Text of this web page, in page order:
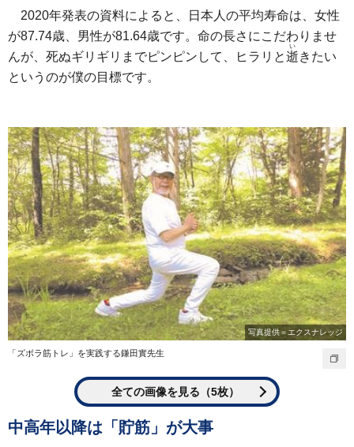
2020年発表の資料によると、日本人の平均寿命は、女性
が87.74歳、男性が81.64歳です。命の長さにこだわりませ
んが、死ぬギリギリまでピンピンして、ヒラリと逝
い
きたい
というのが僕の目標です。
写真提供＝エクスナレッジ
「ズボラ筋トレ」を実践する鎌田實先生
全ての画像を見る（5枚）
中高年以降は「貯筋」が大事